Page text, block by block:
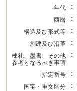
年代
：
西暦
：
構造及び形式等
：
創建及び沿革
：
棟礼、墨書、その他
参考となるべき事項
：
指定番号 ：
国宝・重文区分
：